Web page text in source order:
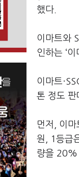
했다.
이마트와
인하는 ‘
이마트
톤 정도 판
먼저, 이
원, 1등급
량을 20%